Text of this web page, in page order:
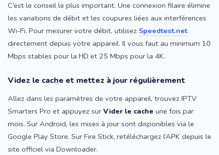
C’est le conseil le plus important. Une connexion filaire élimine
les variations de débit et les coupures liées aux interférences
Wi-Fi. Pour mesurer votre débit, utilisez Speedtest.net
directement depuis votre appareil. Il vous faut au minimum 10
Mbps stables pour la HD et 25 Mbps pour la 4K.
Videz le cache et mettez à jour régulièrement
Allez dans les paramètres de votre appareil, trouvez IPTV
Smarters Pro et appuyez sur Vider le cache une fois par
mois. Sur Android, les mises à jour sont disponibles via le
Google Play Store. Sur Fire Stick, retéléchargez l’APK depuis le
site officiel via Downloader.